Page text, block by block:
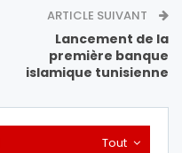
ARTICLE SUIVANT
Lancement de la
première banque
islamique tunisienne
Tout